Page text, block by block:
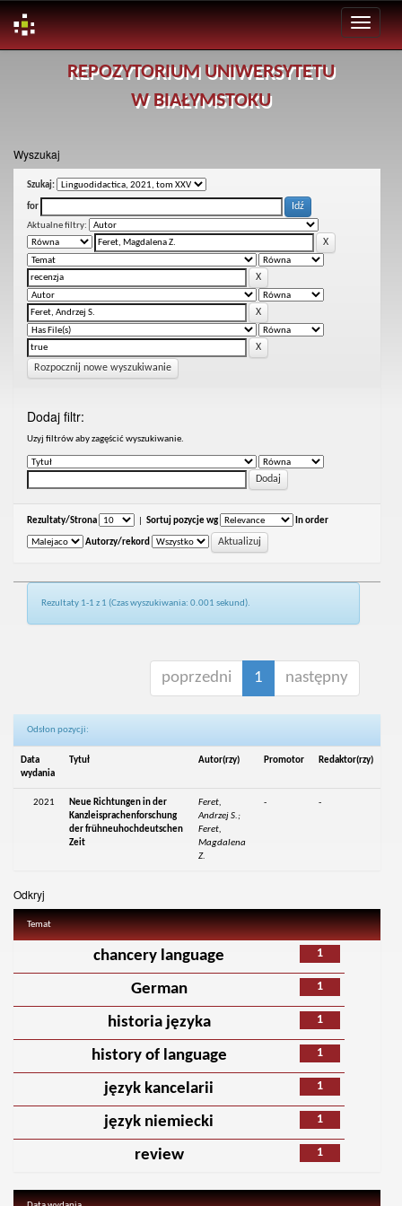
REPOZYTORIUM UNIWERSYTETU
W BIAŁYMSTOKU
Wyszukaj
Szukaj:
for
Aktualne filtry:
Rozpocznij nowe wyszukiwanie
Dodaj filtr:
Uzyj filtrów aby zagęścić wyszukiwanie.
Rezultaty/Strona Sortuj pozycje wg In order
Autorzy/rekord
Rezultaty 1-1 z 1 (Czas wyszukiwania: 0.001 sekund).
poprzedni 1 następny
Odsłon pozycji:
Data
wydania
Tytuł Autor(rzy) Promotor Redaktor(rzy)
2021
Neue Richtungen in der
Kanzleisprachenforschung
der frühneuhochdeutschen
Zeit
Feret,
Andrzej S.;
Feret,
Magdalena
Z.
- -
Odkryj
Temat
1
chancery language
1
German
1
historia języka
1
history of language
1
język kancelarii
1
język niemiecki
1
review